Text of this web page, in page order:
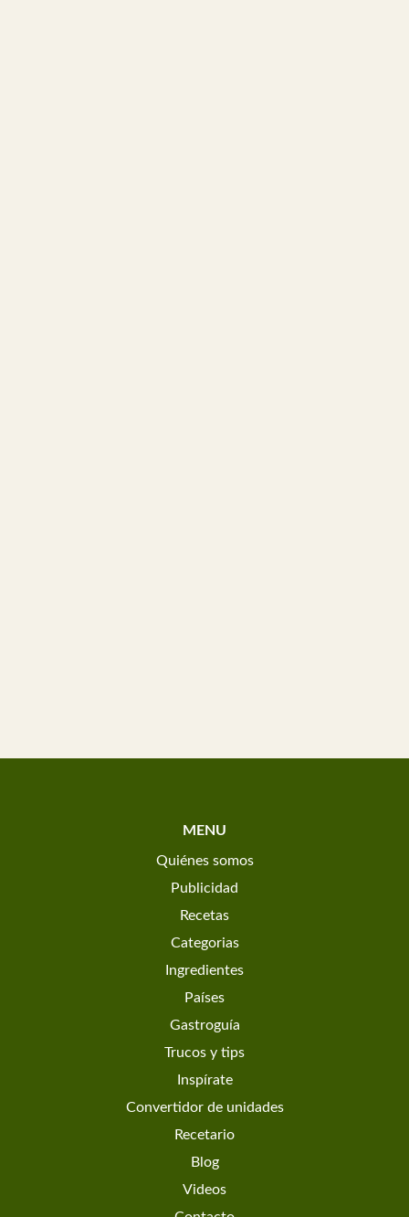
MENU
Quiénes somos
Publicidad
Recetas
Categorias
Ingredientes
Países
Gastroguía
Trucos y tips
Inspírate
Convertidor de unidades
Recetario
Blog
Videos